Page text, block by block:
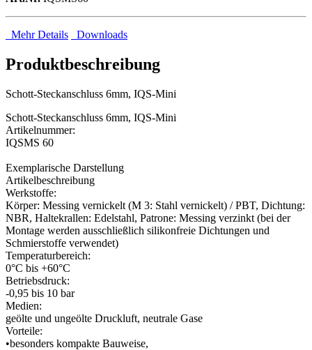
Mehr Details Downloads
Produktbeschreibung
Schott-Steckanschluss 6mm, IQS-Mini
Schott-Steckanschluss 6mm, IQS-Mini
Artikelnummer:
IQSMS 60
Exemplarische Darstellung
Artikelbeschreibung
Werkstoffe:
Körper: Messing vernickelt (M 3: Stahl vernickelt) / PBT, Dichtung:
NBR, Haltekrallen: Edelstahl, Patrone: Messing verzinkt (bei der
Montage werden ausschließlich silikonfreie Dichtungen und
Schmierstoffe verwendet)
Temperaturbereich:
0°C bis +60°C
Betriebsdruck:
-0,95 bis 10 bar
Medien:
geölte und ungeölte Druckluft, neutrale Gase
Vorteile:
•besonders kompakte Bauweise,